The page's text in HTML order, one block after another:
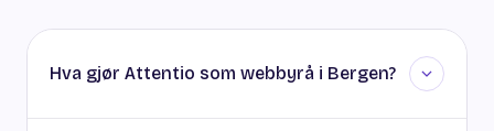
Hva gjør Attentio som webbyrå i Bergen?